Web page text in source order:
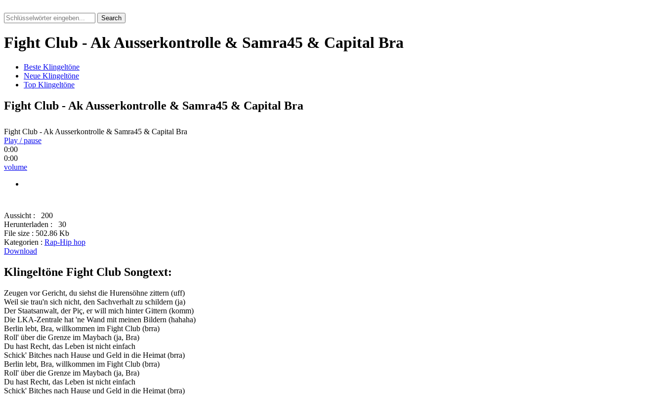
Search
Fight Club - Ak Ausserkontrolle & Samra45 & Capital Bra
Beste Klingeltöne
Neue Klingeltöne
Top Klingeltöne
Fight Club - Ak Ausserkontrolle & Samra45 & Capital Bra
Fight Club - Ak Ausserkontrolle & Samra45 & Capital Bra
Play / pause
0:00
0:00
volume
Aussicht :
200
Herunterladen :
30
File size : 502.86 Kb
Kategorien : Rap-Hip hop
Download
Klingeltöne Fight Club Songtext:
Zeugen vor Gericht, du siehst die Hurensöhne zittern (uff)
Weil sie trau'n sich nicht, den Sachverhalt zu schildern (ja)
Der Staatsanwalt, der Piç, er will mich hinter Gittern (komm)
Die LKA-Zentrale hat 'ne Wand mit meinen Bildern (hahaha)
Berlin lebt, Bra, willkommen im Fight Club (brra)
Roll' über die Grenze im Maybach (ja, Bra)
Du hast Recht, das Leben ist nicht einfach
Schick' Bitches nach Hause und Geld in die Heimat (brra)
Berlin lebt, Bra, willkommen im Fight Club (brra)
Roll' über die Grenze im Maybach (ja, Bra)
Du hast Recht, das Leben ist nicht einfach
Schick' Bitches nach Hause und Geld in die Heimat (brra)